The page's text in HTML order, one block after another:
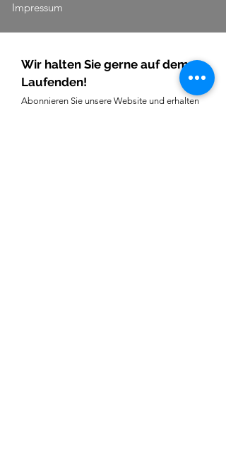
Impressum
Wir halten Sie gerne auf dem
Laufenden!
Abonnieren Sie unsere Website und erhalten